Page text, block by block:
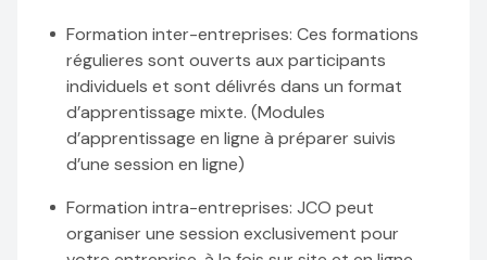
Formation inter-entreprises: Ces formations
régulieres sont ouverts aux participants
individuels et sont délivrés dans un format
d’apprentissage mixte. (Modules
d’apprentissage en ligne à préparer suivis
d’une session en ligne)
Formation intra-entreprises: JCO peut
organiser une session exclusivement pour